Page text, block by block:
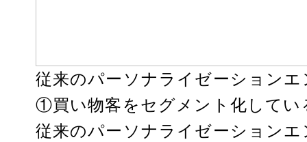
従来のパーソナライゼーション
①買い物客をセグメント化してい
従来のパーソナライゼーション